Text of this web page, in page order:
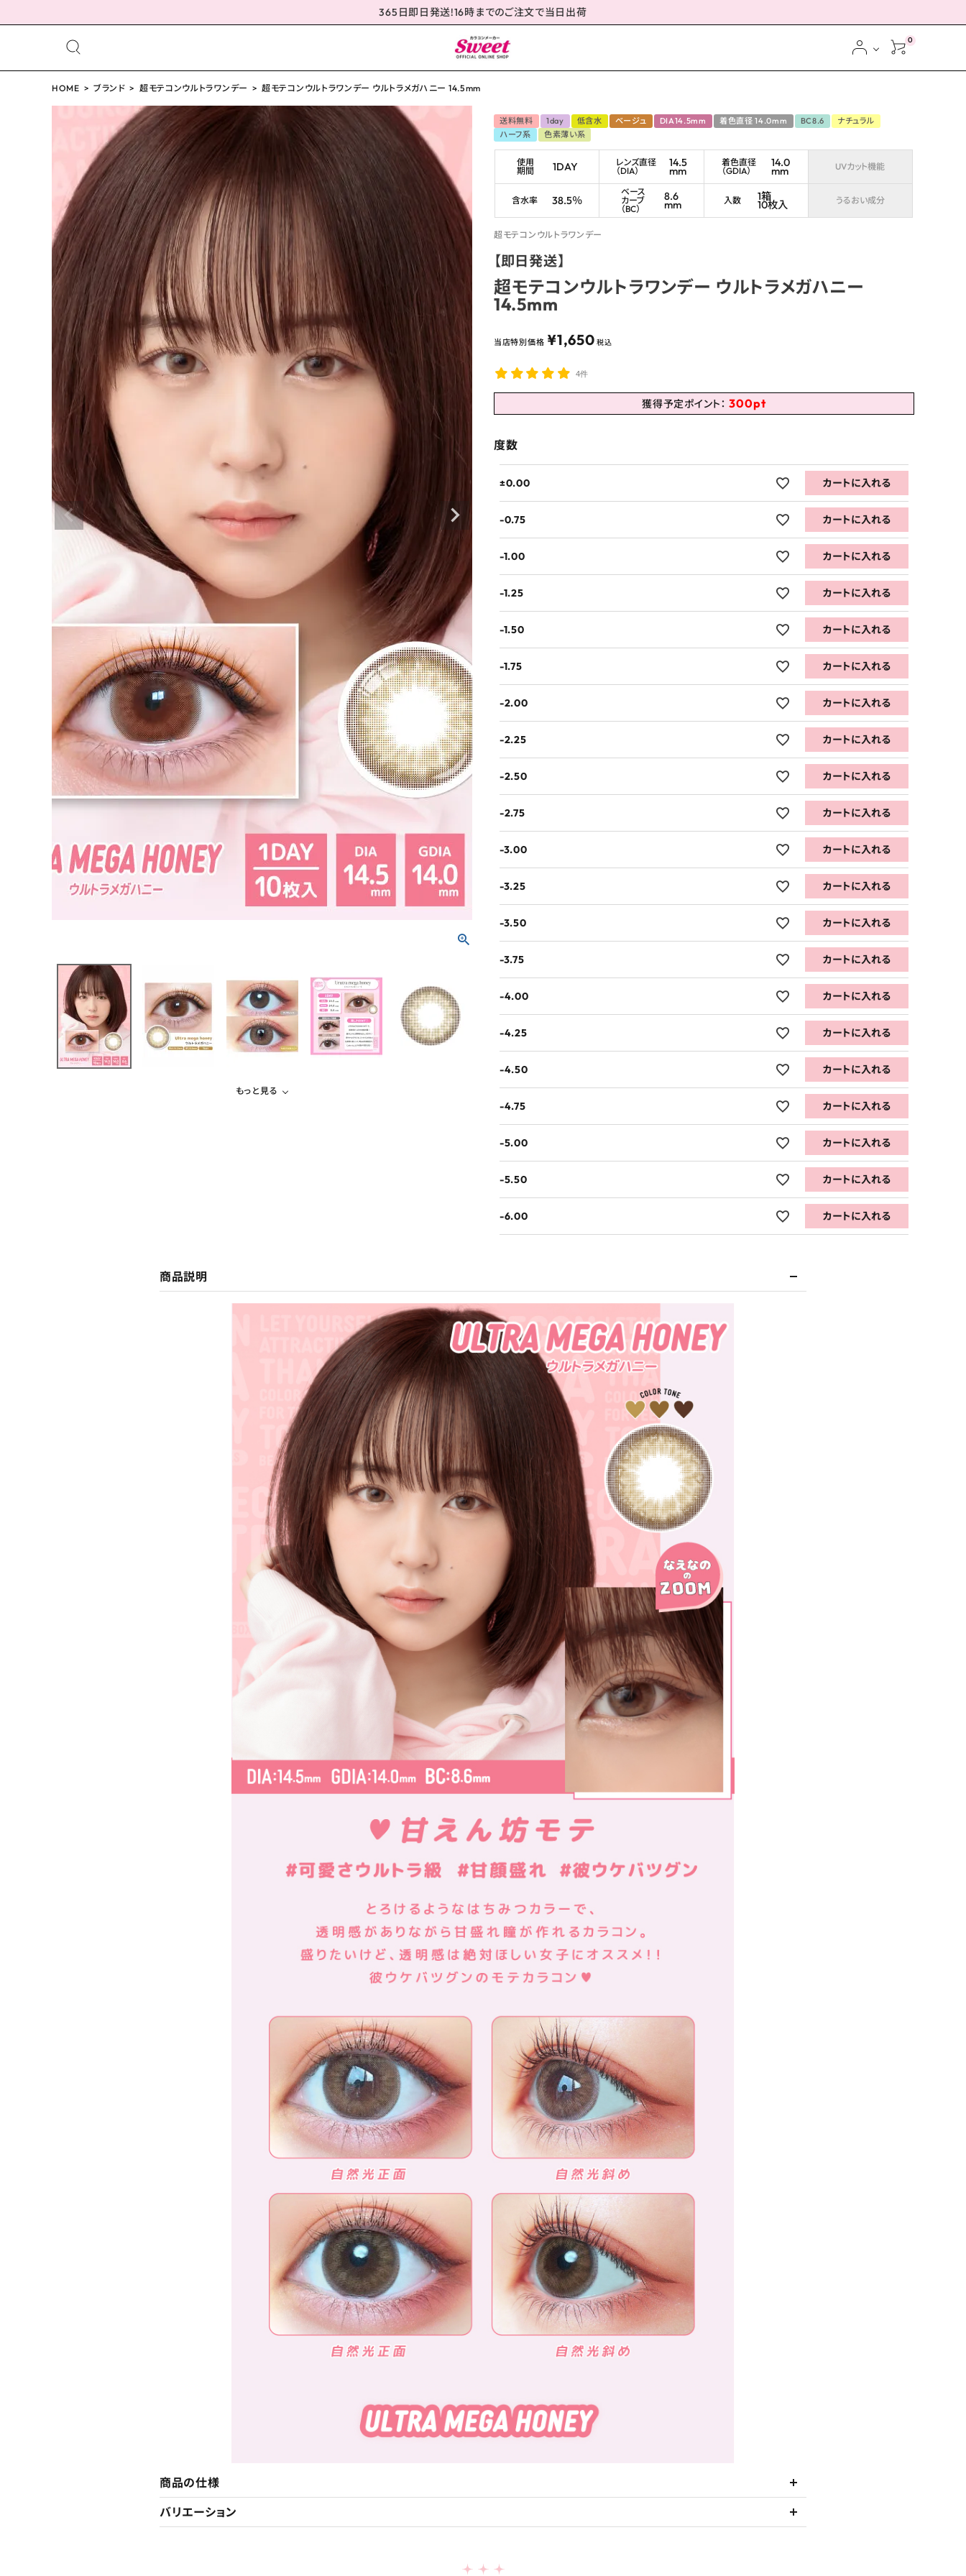
365日即日発送!16時までのご注文で当日出荷
0
ログイン person 会員登録
超モテコンウルトラワンデー ウルトラ
メガハニー 14.5mm
¥1,650 (税込)
配送方法について
発送について
お支払い方法について
お問い合わせ
ブログページ
HOME ブランド 超モテコンウルトラワンデー 超モテコンウルトラワンデー ウルトラメガハニー 14.5mm
もっと見る
送料無料 1day 低含水 ベージュ DIA14.5mm 着色直径 14.0mm BC8.6
ナチュラル
ハーフ系
色素薄い系
使用
期間
1DAY
レンズ直径
（DIA）
14.5
mm
着色直径
（GDIA）
14.0
mm UVカット機能
含水率 38.5％
ベース
カーブ
（BC）
8.6
mm 入数 1箱
10枚入 うるおい成分
超モテコンウルトラワンデー
【即日発送】
超モテコンウルトラワンデー ウルトラメガハニー
14.5mm
当店特別価格 ¥1,650 税込
4件
獲得予定ポイント： 300pt
度数
±0.00 カートに入れる
-0.75 カートに入れる
-1.00 カートに入れる
-1.25 カートに入れる
-1.50 カートに入れる
-1.75 カートに入れる
-2.00 カートに入れる
-2.25 カートに入れる
-2.50 カートに入れる
-2.75 カートに入れる
-3.00 カートに入れる
-3.25 カートに入れる
-3.50 カートに入れる
-3.75 カートに入れる
-4.00 カートに入れる
-4.25 カートに入れる
-4.50 カートに入れる
-4.75 カートに入れる
-5.00 カートに入れる
-5.50 カートに入れる
-6.00 カートに入れる
商品説明
商品の仕様
バリエーション